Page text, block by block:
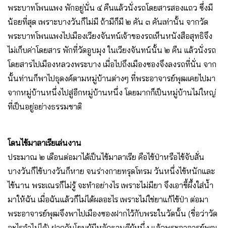
พระบาทโพนแพง พักอยู่นั่น ๔ คืนแล้วนั่งรถโดยสารสองแถว ซึ่งมี
น้อยที่สุด เพราะบางวันก็ไม่มี ถ้ามีก็มี ๒ คัน ๓ คันเท่านั้น จากวัด
พระบาทโพนแพงไปเมืองเวียงจันทน์เจ้าของรถเห็นหนังสือสุทธิจึง
ไม่เก็บค่าโดยสาร พักที่วัดอูบมุง ในเวียงจันทน์นั้น ๒ คืน แล้วนั่งรถ
โดยสารไปเมืองหลวงพระบาง เมื่อไปถึงเมืองซองจึงลงรถที่นั่น จาก
นั้นท่านก็พาไปธุดงค์ตามหมู่บ้านต่างๆ ที่พระอาจารย์พุฒเคยไปมา
จากหมู่บ้านหนึ่งไปสู่อีกหมู่บ้านหนึ่ง โดยมากก็เป็นหมู่บ้านไม่ใหญ่
ที่เป็นอยู่อย่างธรรมชาติ
โดนไข้มาลาเรียเล่นงาน
ประมาณ ๒ เดือนต่อมาได้เป็นไข้มาลาเรีย คือไข้ป่าหรือไข้จับสั่น
บางวันก็ไข้บางวันก็หาย จนร่างกายทรุดโทรม วันหนึ่งไข้หนักและ
ไข้นาน พระเณรก็ไม่รู้ จะทำอย่างไร เพราะไม่มียา จึงเอาขี้ผึ้งใส่น้ำ
มาให้ฉัน เมื่อฉันแล้วก็ไม่ได้ผลอะไร เพราะไม่ใช่ยาแก้ไข้ป่า ต่อมา
พระอาจารย์พุฒจึงพาไปเมืองซองฝากไว้กับพระในวัดนั้น (ชื่อว่าวัด